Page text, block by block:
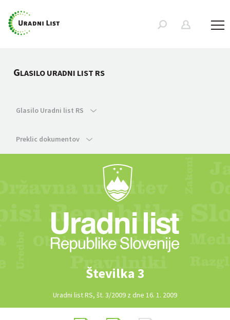
GLASILO URADNI LIST RS
Glasilo Uradni list RS
Preklic dokumentov
Številka 3
Uradni list RS, št. 3/2009 z dne 16. 1. 2009